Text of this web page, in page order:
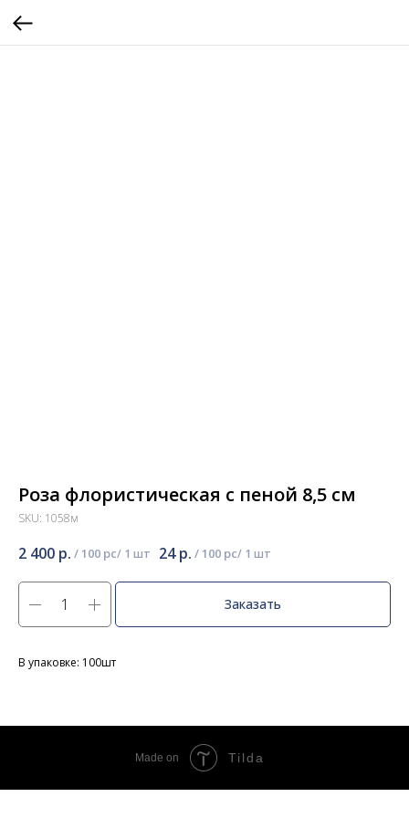
Роза флористическая с пеной 8,5 см
SKU: 1058м
2 400 р. / 100 pc 24 р. / 100 pc
Заказать
В упаковке: 100шт
Made on Tilda